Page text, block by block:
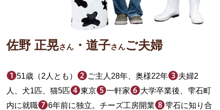
佐野 正晃さん ・道子さんご夫婦
51歳（2人とも） ご主人28年、奥様22年
夫婦2
人、犬1匹、猫5匹
東京 一軒家
大学卒業後、雫石町
内に就職
6年前に独立。チーズ工房開業
雫石に知り合